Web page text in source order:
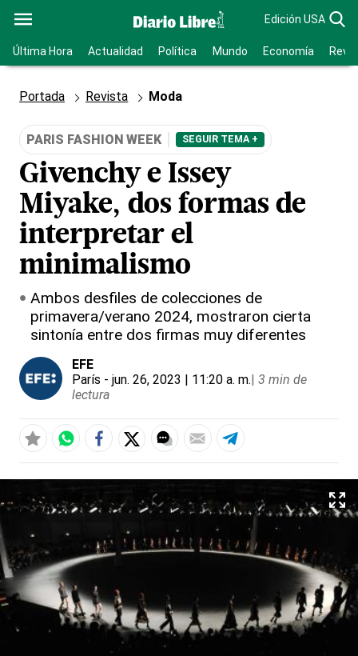
Edición USA
Última Hora Actualidad Política Mundo Economía
Portada Revista Moda
PARIS FASHION WEEK SEGUIR TEMA +
Givenchy e Issey
Miyake, dos formas de
interpretar el
minimalismo
Ambos desfiles de colecciones de
primavera/verano 2024, mostraron cierta
sintonía entre dos firmas muy diferentes
EFE
París - jun. 26, 2023 | 11:20 a. m.| 3 min de
lectura